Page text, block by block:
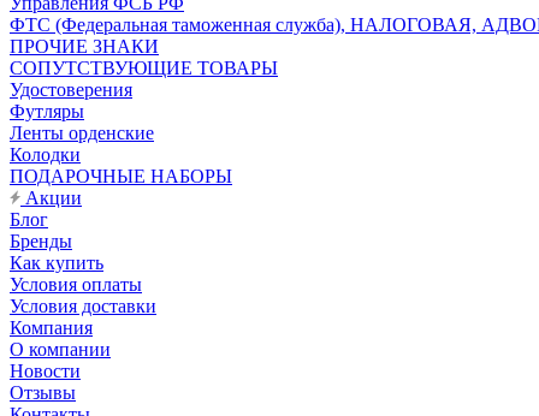
ФТС (Федеральная таможенная служба), НАЛОГОВАЯ,
ПРОЧИЕ ЗНАКИ
СОПУТСТВУЮЩИЕ ТОВАРЫ
Удостоверения
Футляры
Ленты орденские
Колодки
ПОДАРОЧНЫЕ НАБОРЫ
Акции
Блог
Бренды
Как купить
Условия оплаты
Условия доставки
Компания
О компании
Новости
Отзывы